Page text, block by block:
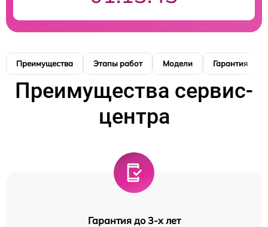
Преимущества Этапы работ Модели Гарантия
Преимущества сервис-
центра
Гарантия до 3-х лет